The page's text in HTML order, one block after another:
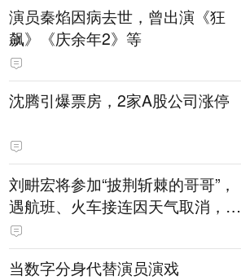
演员秦焰因病去世，曾出演《狂
飙》《庆余年2》等
沈腾引爆票房，2家A股公司涨停
刘畊宏将参加“披荆斩棘的哥哥”，
遇航班、火车接连因天气取消，本
人回应：录节目太披荆斩棘了，还
得先乘风破浪
当数字分身代替演员演戏